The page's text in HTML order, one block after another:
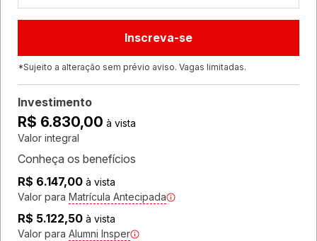
Inscreva-se
*Sujeito a alteração sem prévio aviso. Vagas limitadas.
Investimento
R$ 6.830,00 à vista
Valor integral
Conheça os benefícios
R$ 6.147,00 à vista
Valor para Matrícula Antecipada
R$ 5.122,50 à vista
Valor para Alumni Insper